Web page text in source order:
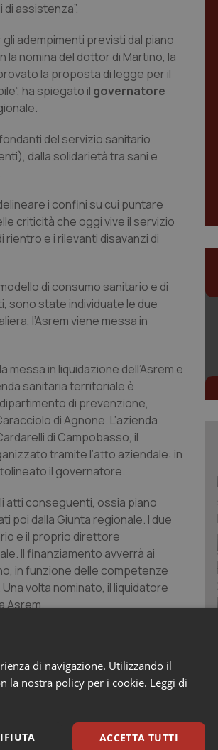
assistenza”.
adempimenti previsti dal piano
nomina del dottor di Martino, la
la proposta di legge per il
ha spiegato il governatore
del servizio sanitario
dalla solidarietà tra sani e
i confini su cui puntare
criticità che oggi vive il servizio
e i rilevanti disavanzi di
di consumo sanitario e di
sono state individuate le due
l’Asrem viene messa in
in liquidazione dell’Asrem e
sanitaria territoriale è
di prevenzione,
di Agnone. L’azienda
di Campobasso, il
tramite l’atto aziendale: in
il governatore.
atti conseguenti, ossia piano
poi dalla Giunta regionale. I due
e il proprio direttore
Il finanziamento avverrà ai
in funzione delle competenze
volta nominato, il liquidatore
Asrem.
soddisfatto di Frattura.
legge, un accordo con
e chirurgia di Unimol ma che
contenute nell’accordo”.
commissariale.
di navigazione. Utilizzando il
la nostra policy per i cookie. Leggi di
ACCETTA TUTTI